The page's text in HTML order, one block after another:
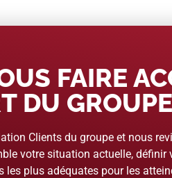
FAIRE
DU
Clients du groupe et nous
votre situation actuelle,
les plus adéquates pour les